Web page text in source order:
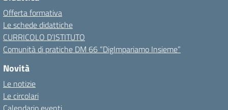
Offerta formativa
Le schede didattiche
CURRICOLO D’ISTITUTO
Comunità di pratiche DM 66 “DigImpariamo Insieme”
Novità
Le notizie
Le circolari